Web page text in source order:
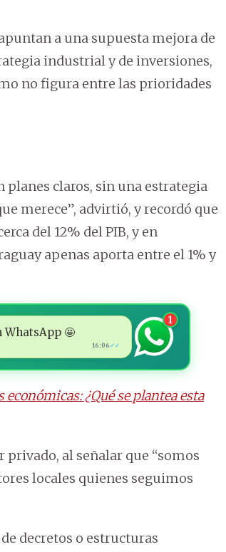
a una supuesta mejora de
industrial y de inversiones,
no figura entre las prioridades
planes claros, sin una estrategia
merece”, advirtió, y recordó que
del 12% del PIB, y en
apenas aporta entre el 1% y
WhatsApp 🤩
16:06 ✓✓
1
¿Qué se plantea esta
privado, al señalar que “somos
locales quienes seguimos
decretos o estructuras